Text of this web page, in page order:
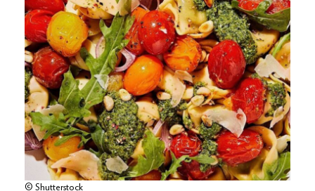
© Shutterstock